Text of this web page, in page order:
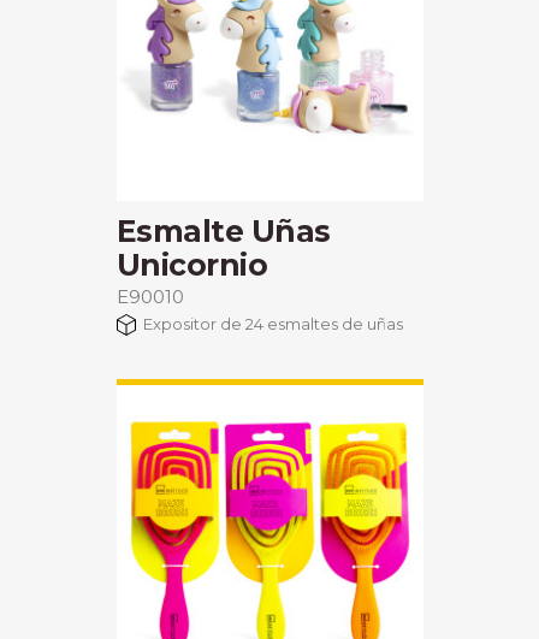
Esmalte Uñas
Unicornio
E90010
Expositor de 24 esmaltes de uñas